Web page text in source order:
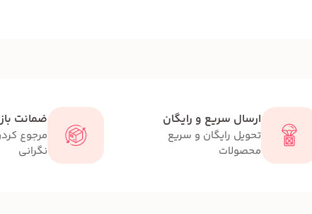
ارسال سریع و رایگان
تحویل رایگان و سریع
محصولات
ضمانت
مرجوع
نگرانی